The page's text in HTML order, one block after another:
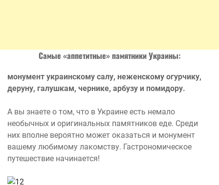
Самые «аппетитные» памятники Украины:
монумент украинскому салу, неженскому огурчику,
деруну, галушкам, чернике, арбузу и помидору.
А вы знаете о том, что в Украине есть немало
необычных и оригинальных памятников еде. Среди
них вполне вероятно может оказаться и монумент
вашему любимому лакомству. Гастрономическое
путешествие начинается!